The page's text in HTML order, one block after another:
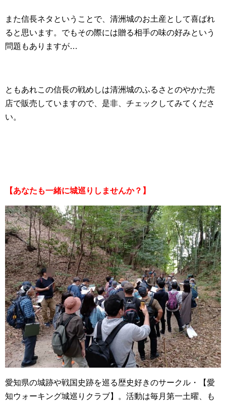
また信長ネタということで、清洲城のお土産として喜ばれ
ると思います。でもその際には贈る相手の味の好みという
問題もありますが…
ともあれこの信長の戦めしは清洲城のふるさとのやかた売
店で販売していますので、是非、チェックしてみてくださ
い。
【あなたも一緒に城巡りしませんか？】
愛知県の城跡や戦国史跡を巡る歴史好きのサークル・【愛
知ウォーキング城巡りクラブ】。活動は毎月第一土曜、も